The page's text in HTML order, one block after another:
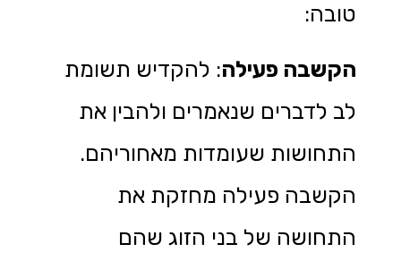
טובה:
הקשבה פעילה: להקדיש תשומת
לב לדברים שנאמרים ולהבין את
התחושות שעומדות מאחוריהם.
הקשבה פעילה מחזקת את
התחושה של בני הזוג שהם